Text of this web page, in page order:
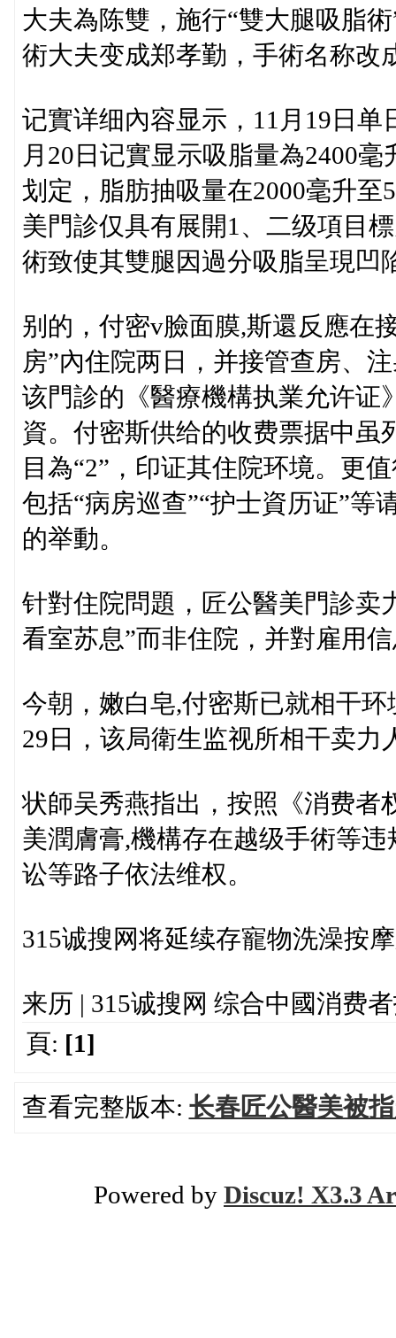
大夫為陈雙，施行“雙大腿吸脂
術大夫变成郑孝勤，手術名称改
记實详细內容显示，11月19日单
月20日记實显示吸脂量為2400
划定，脂肪抽吸量在2000毫升
美門診仅具有展開1、二级項目
術致使其雙腿因過分吸脂呈現凹
别的，付密v臉面膜,斯還反應在
房”內住院两日，并接管查房、
该門診的《醫療機構执業允许证
資。付密斯供给的收费票据中虽
目為“2”，印证其住院环境。更
包括“病房巡查”“护士資历证”等
的举動。
针對住院問題，匠公醫美門診卖
看室苏息”而非住院，并對雇用
今朝，嫩白皂,付密斯已就相干
29日，该局衛生监视所相干卖
状師吴秀燕指出，按照《消费者
美潤膚膏,機構存在越级手術等
讼等路子依法维权。
315诚搜网将延续存寵物洗澡按
来历 | 315诚搜网 综合中國消费
頁: [1]
查看完整版本: 长春匠公醫美被
Powered by Discuz! X3.3